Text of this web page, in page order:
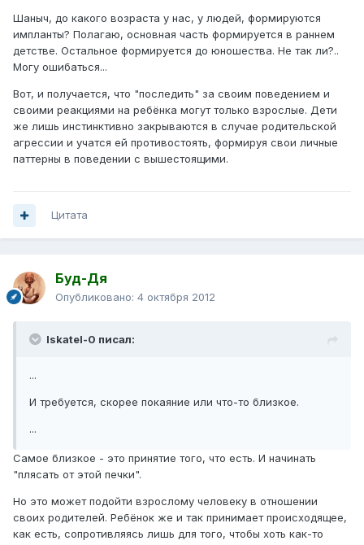
Шаныч, до какого возраста у нас, у людей, формируются
импланты? Полагаю, основная часть формируется в раннем
детстве. Остальное формируется до юношества. Не так ли?..
Могу ошибаться...
Вот, и получается, что "последить" за своим поведением и
своими реакциями на ребёнка могут только взрослые. Дети
же лишь инстинктивно закрываются в случае родительской
агрессии и учатся ей противостоять, формируя свои личные
паттерны в поведении с вышестоящими.
Цитата
Буд-Дя
Опубликовано: 4 октября 2012
Iskatel-0 писал:
...
И требуется, скорее покаяние или что-то близкое.
...
Самое близкое - это принятие того, что есть. И начинать
"плясать от этой печки".
Но это может подойти взрослому человеку в отношении
своих родителей. Ребёнок же и так принимает происходящее,
как есть, сопротивляясь лишь для того, чтобы хоть как-то